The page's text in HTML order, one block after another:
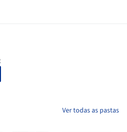
Ver todas as pastas